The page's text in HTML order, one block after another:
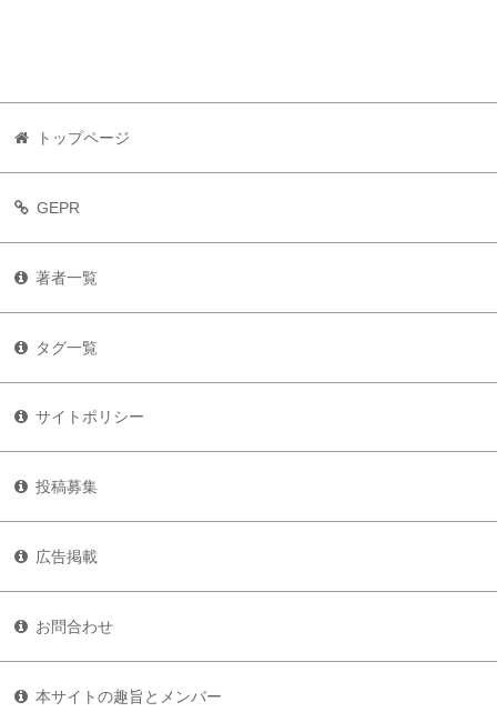
トップページ
GEPR
著者一覧
タグ一覧
サイトポリシー
投稿募集
広告掲載
お問合わせ
本サイトの趣旨とメンバー